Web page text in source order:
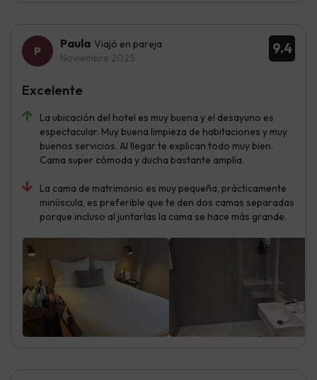
9.4
Paula Viajó en pareja
Noviembre 2025
La ubicación del hotel es muy buena y el desayuno es
espectacular. Muy buena limpieza de habitaciones y muy
buenos servicios. Al llegar te explican todo muy bien.
Cama super cómoda y ducha bastante amplia.
La cama de matrimonio es muy pequeña, prácticamente
minúscula, es preferible que te den dos camas separadas
porque incluso al juntarlas la cama se hace más grande.
Excelente